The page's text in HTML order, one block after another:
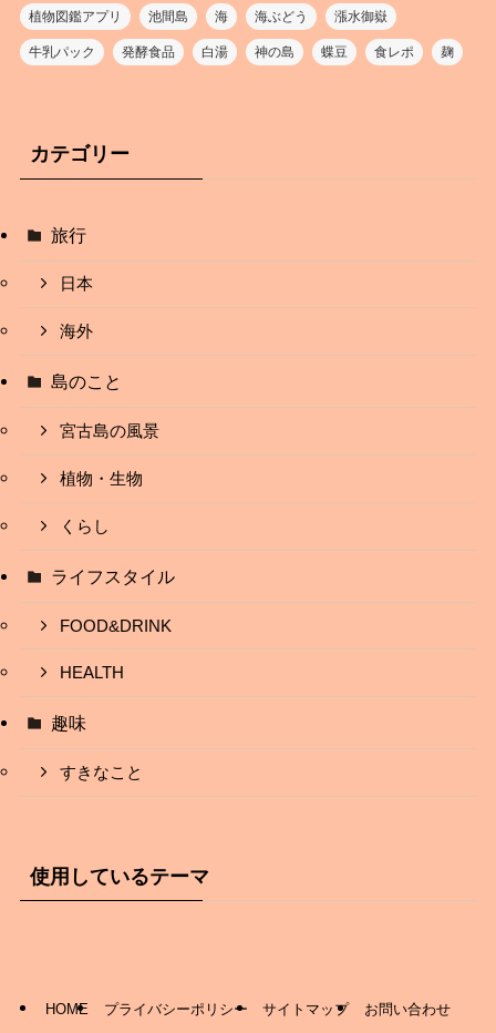
植物図鑑アプリ 池間島 海 海ぶどう 漲水御嶽
牛乳パック 発酵食品 白湯 神の島 蝶豆 食レポ 麹
カテゴリー
旅行
日本
海外
島のこと
宮古島の風景
植物・生物
くらし
ライフスタイル
FOOD&DRINK
HEALTH
趣味
すきなこと
使用しているテーマ
HOME プライバシーポリシー サイトマップ お問い合わせ